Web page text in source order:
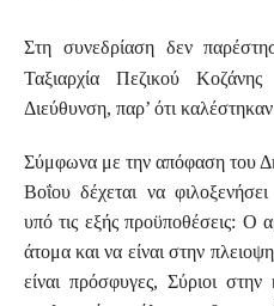
Στη συνεδρίαση δεν
Ταξιαρχία Πεζικού
Διεύθυνση, παρ’ ότι
Σύμφωνα με την απόφαση του
Βοΐου δέχεται να
υπό τις εξής προϋποθέσεις: Ο
άτομα και να είναι στην
είναι πρόσφυγες, Σύριοι